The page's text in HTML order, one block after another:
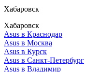
Хабаровск
Хабаровск
Asus в Краснодар
Asus в Москва
Asus в Курск
Asus в Санкт-Петербург
Asus в Владимир